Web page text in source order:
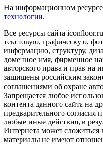
На информационном
технологии.
Все ресурсы сайта
текстовую, графическую,
информацию, структуру,
доменное имя, фирменное
авторского права и прав на
защищены российским
соглашениями об охране
Запрещается любое
контента данного сайта на
предварительного согласия
любые иные действия, в
Интернета может сложиться
материалы не имеют